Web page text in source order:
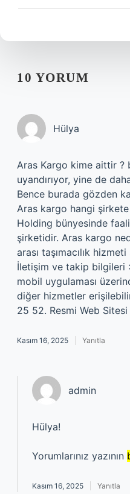
10 YORUM
Hülya
Aras Kargo kime aittir ?
uyandırıyor, yine de
Bence burada gözden
Aras kargo hangi
Holding bünyesinde
şirketidir. Aras kargo
arası taşımacılık
İletişim ve takip bilgileri :
mobil uygulaması
diğer hizmetler
25 52. Resmi Web Sitesi
Kasım 16, 2025 Yanıtla
admin
Hülya!
Yorumlarınız yazının
Kasım 16, 2025 Yanıtla